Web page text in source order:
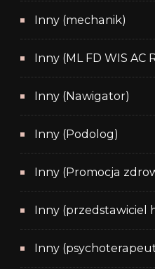
Inny (mechanik)
Inny (ML FD WIS AC
Inny (Nawigator)
Inny (Podolog)
Inny (Promocja
Inny (przedstawiciel
Inny